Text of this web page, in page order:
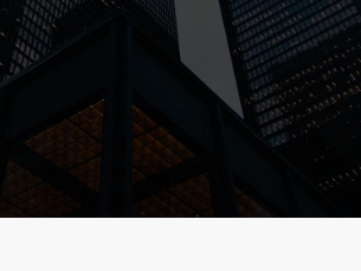
CONTACTAR
y confianza para ayudarle a
sus aspiraciones comerciales y
Llamar al 322 779 9188